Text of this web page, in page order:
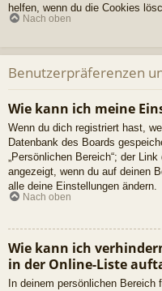
helfen, wenn du die Cookies
Nach oben
Benutzerpräferenzen
Wie kann ich meine
Wenn du dich registriert hast,
Datenbank des Boards
„Persönlichen Bereich“; der
angezeigt, wenn du auf deinen
alle deine Einstellungen ändern.
Nach oben
Wie kann ich
in der Online-Liste
In deinem persönlichen